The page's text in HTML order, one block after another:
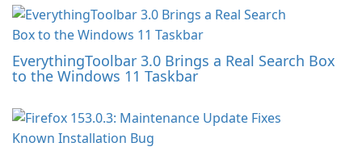
EverythingToolbar 3.0 Brings a Real Search Box
to the Windows 11 Taskbar